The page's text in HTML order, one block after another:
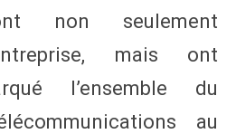
non seulement
mais ont
l’ensemble du
au